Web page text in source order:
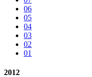
06
05
04
03
02
01
2012